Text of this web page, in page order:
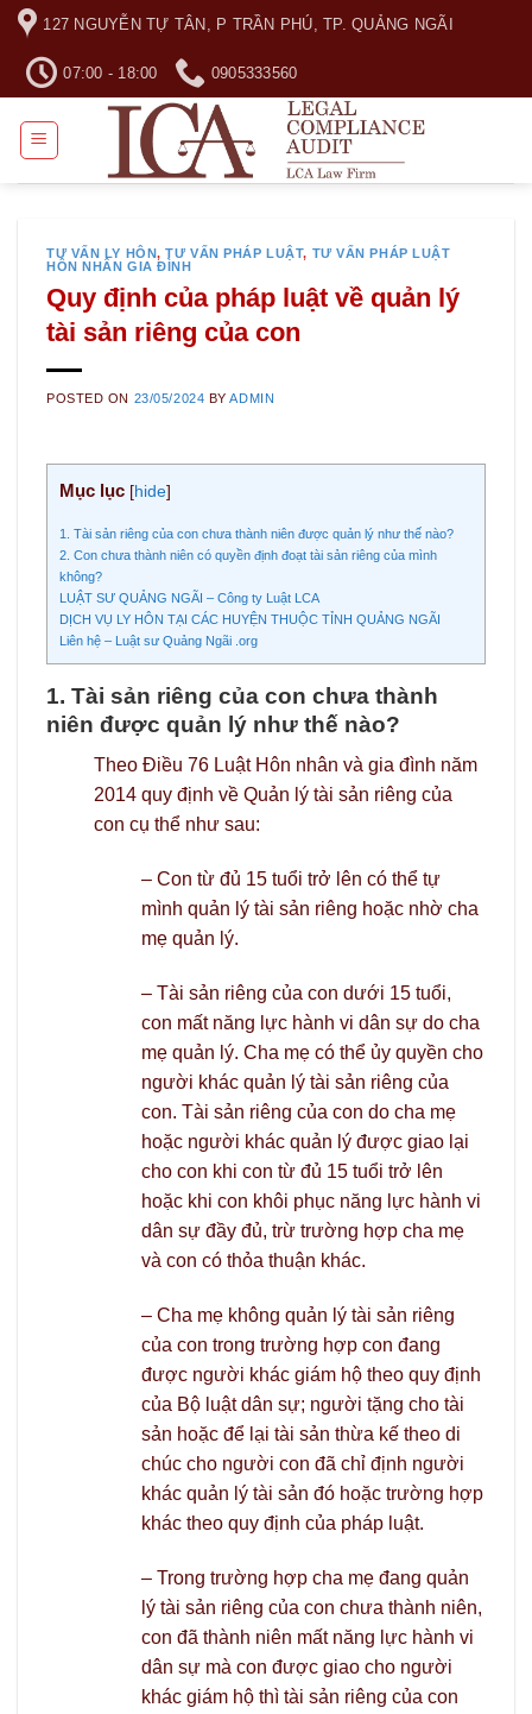
Skip
content
127 NGUYỄN TỰ TÂN, P TRẦN PHÚ, TP. QUẢNG NGÃI
07:00 - 18:00 0905333560
TƯ VẤN LY HÔN,TƯ VẤN PHÁP LUẬT, TƯ VẤN PHÁP LUẬT
HÔN NHÂN GIA ĐÌNH
Quy định của pháp luật về quản lý
tài sản riêng của con
POSTED ON 23/05/2024 BYADMIN
Mục lục [hide]
1. Tài sản riêng của con chưa thành niên được quản lý như thế nào?
2. Con chưa thành niên có quyền định đoạt tài sản riêng của mình
không?
LUẬT SƯ QUẢNG NGÃI – Công ty Luật LCA
DỊCH VỤ LY HÔN TẠI CÁC HUYỆN THUỘC TỈNH QUẢNG NGÃI
Liên hệ – Luật sư Quảng Ngãi .org
1. Tài sản riêng của con chưa thành
niên được quản lý như thế nào?
Theo Điều 76 Luật Hôn nhân và gia đình năm
2014 quy định về Quản lý tài sản riêng của
con cụ thể như sau:
– Con từ đủ 15 tuổi trở lên có thể tự
mình quản lý tài sản riêng hoặc nhờ cha
mẹ quản lý.
– Tài sản riêng của con dưới 15 tuổi,
con mất năng lực hành vi dân sự do cha
mẹ quản lý. Cha mẹ có thể ủy quyền cho
người khác quản lý tài sản riêng của
con. Tài sản riêng của con do cha mẹ
hoặc người khác quản lý được giao lại
cho con khi con từ đủ 15 tuổi trở lên
hoặc khi con khôi phục năng lực hành vi
dân sự đầy đủ, trừ trường hợp cha mẹ
và con có thỏa thuận khác.
– Cha mẹ không quản lý tài sản riêng
của con trong trường hợp con đang
được người khác giám hộ theo quy định
của Bộ luật dân sự; người tặng cho tài
sản hoặc để lại tài sản thừa kế theo di
chúc cho người con đã chỉ định người
khác quản lý tài sản đó hoặc trường hợp
khác theo quy định của pháp luật.
– Trong trường hợp cha mẹ đang quản
lý tài sản riêng của con chưa thành niên,
con đã thành niên mất năng lực hành vi
dân sự mà con được giao cho người
khác giám hộ thì tài sản riêng của con